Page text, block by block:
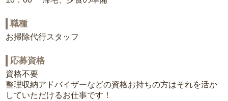
職種
お掃除代行スタッフ
応募資格
資格不要
整理収納アドバイザーなどの資格お持ちの方はそれを活か
していただけるお仕事です！